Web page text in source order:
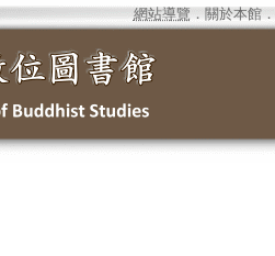
網站導覽 ． 關於本館．